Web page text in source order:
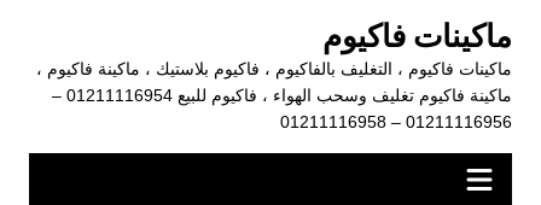
المحتوى
ماكينات فاكيوم
ماكينات فاكيوم ، التغليف بالفاكيوم ، فاكيوم بلاستيك ، ماكينة فاكيوم ،
ماكينة فاكيوم تغليف وسحب الهواء ، فاكيوم للبيع 01211116954 –
01211116956 – 01211116958